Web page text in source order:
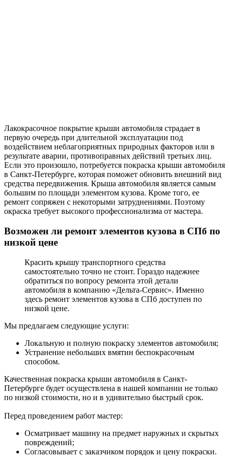
Лакокрасочное покрытие крыши автомобиля страдает в
первую очередь при длительной эксплуатации под
воздействием неблагоприятных природных факторов или в
результате аварии, противоправных действий третьих лиц.
Если это произошло, потребуется покраска крыши автомобиля
в Санкт-Петербурге, которая поможет обновить внешний вид
средства передвижения. Крыша автомобиля является самым
большим по площади элементом кузова. Кроме того, ее
ремонт сопряжен с некоторыми затруднениями. Поэтому
окраска требует высокого профессионализма от мастера.
Возможен ли ремонт элементов кузова в СПб по
низкой цене
Красить крышу транспортного средства
самостоятельно точно не стоит. Гораздо надежнее
обратиться по вопросу ремонта этой детали
автомобиля в компанию «Дельта-Сервис». Именно
здесь ремонт элементов кузова в СПб доступен по
низкой цене.
Мы предлагаем следующие услуги:
Локальную и полную покраску элементов автомобиля;
Устранение небольших вмятин беспокрасочным
способом.
Качественная покраска крыши автомобиля в Санкт-
Петербурге будет осуществлена в нашей компании не только
по низкой стоимости, но и в удивительно быстрый срок.
Перед проведением работ мастер:
Осматривает машину на предмет наружных и скрытых
повреждений;
Согласовывает с заказчиком порядок и цену покраски.